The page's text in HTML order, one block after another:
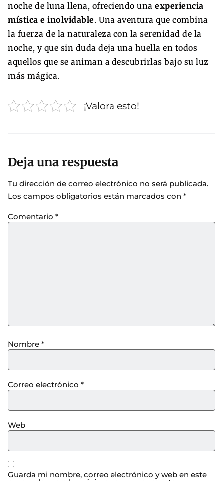
noche de luna llena, ofreciendo una experiencia
mística e inolvidable. Una aventura que combina
la fuerza de la naturaleza con la serenidad de la
noche, y que sin duda deja una huella en todos
aquellos que se animan a descubrirlas bajo su luz
más mágica.
¡Valora esto!
Deja una respuesta
Tu dirección de correo electrónico no será publicada.
Los campos obligatorios están marcados con *
Comentario *
Nombre *
Correo electrónico *
Web
Guarda mi nombre, correo electrónico y web en este